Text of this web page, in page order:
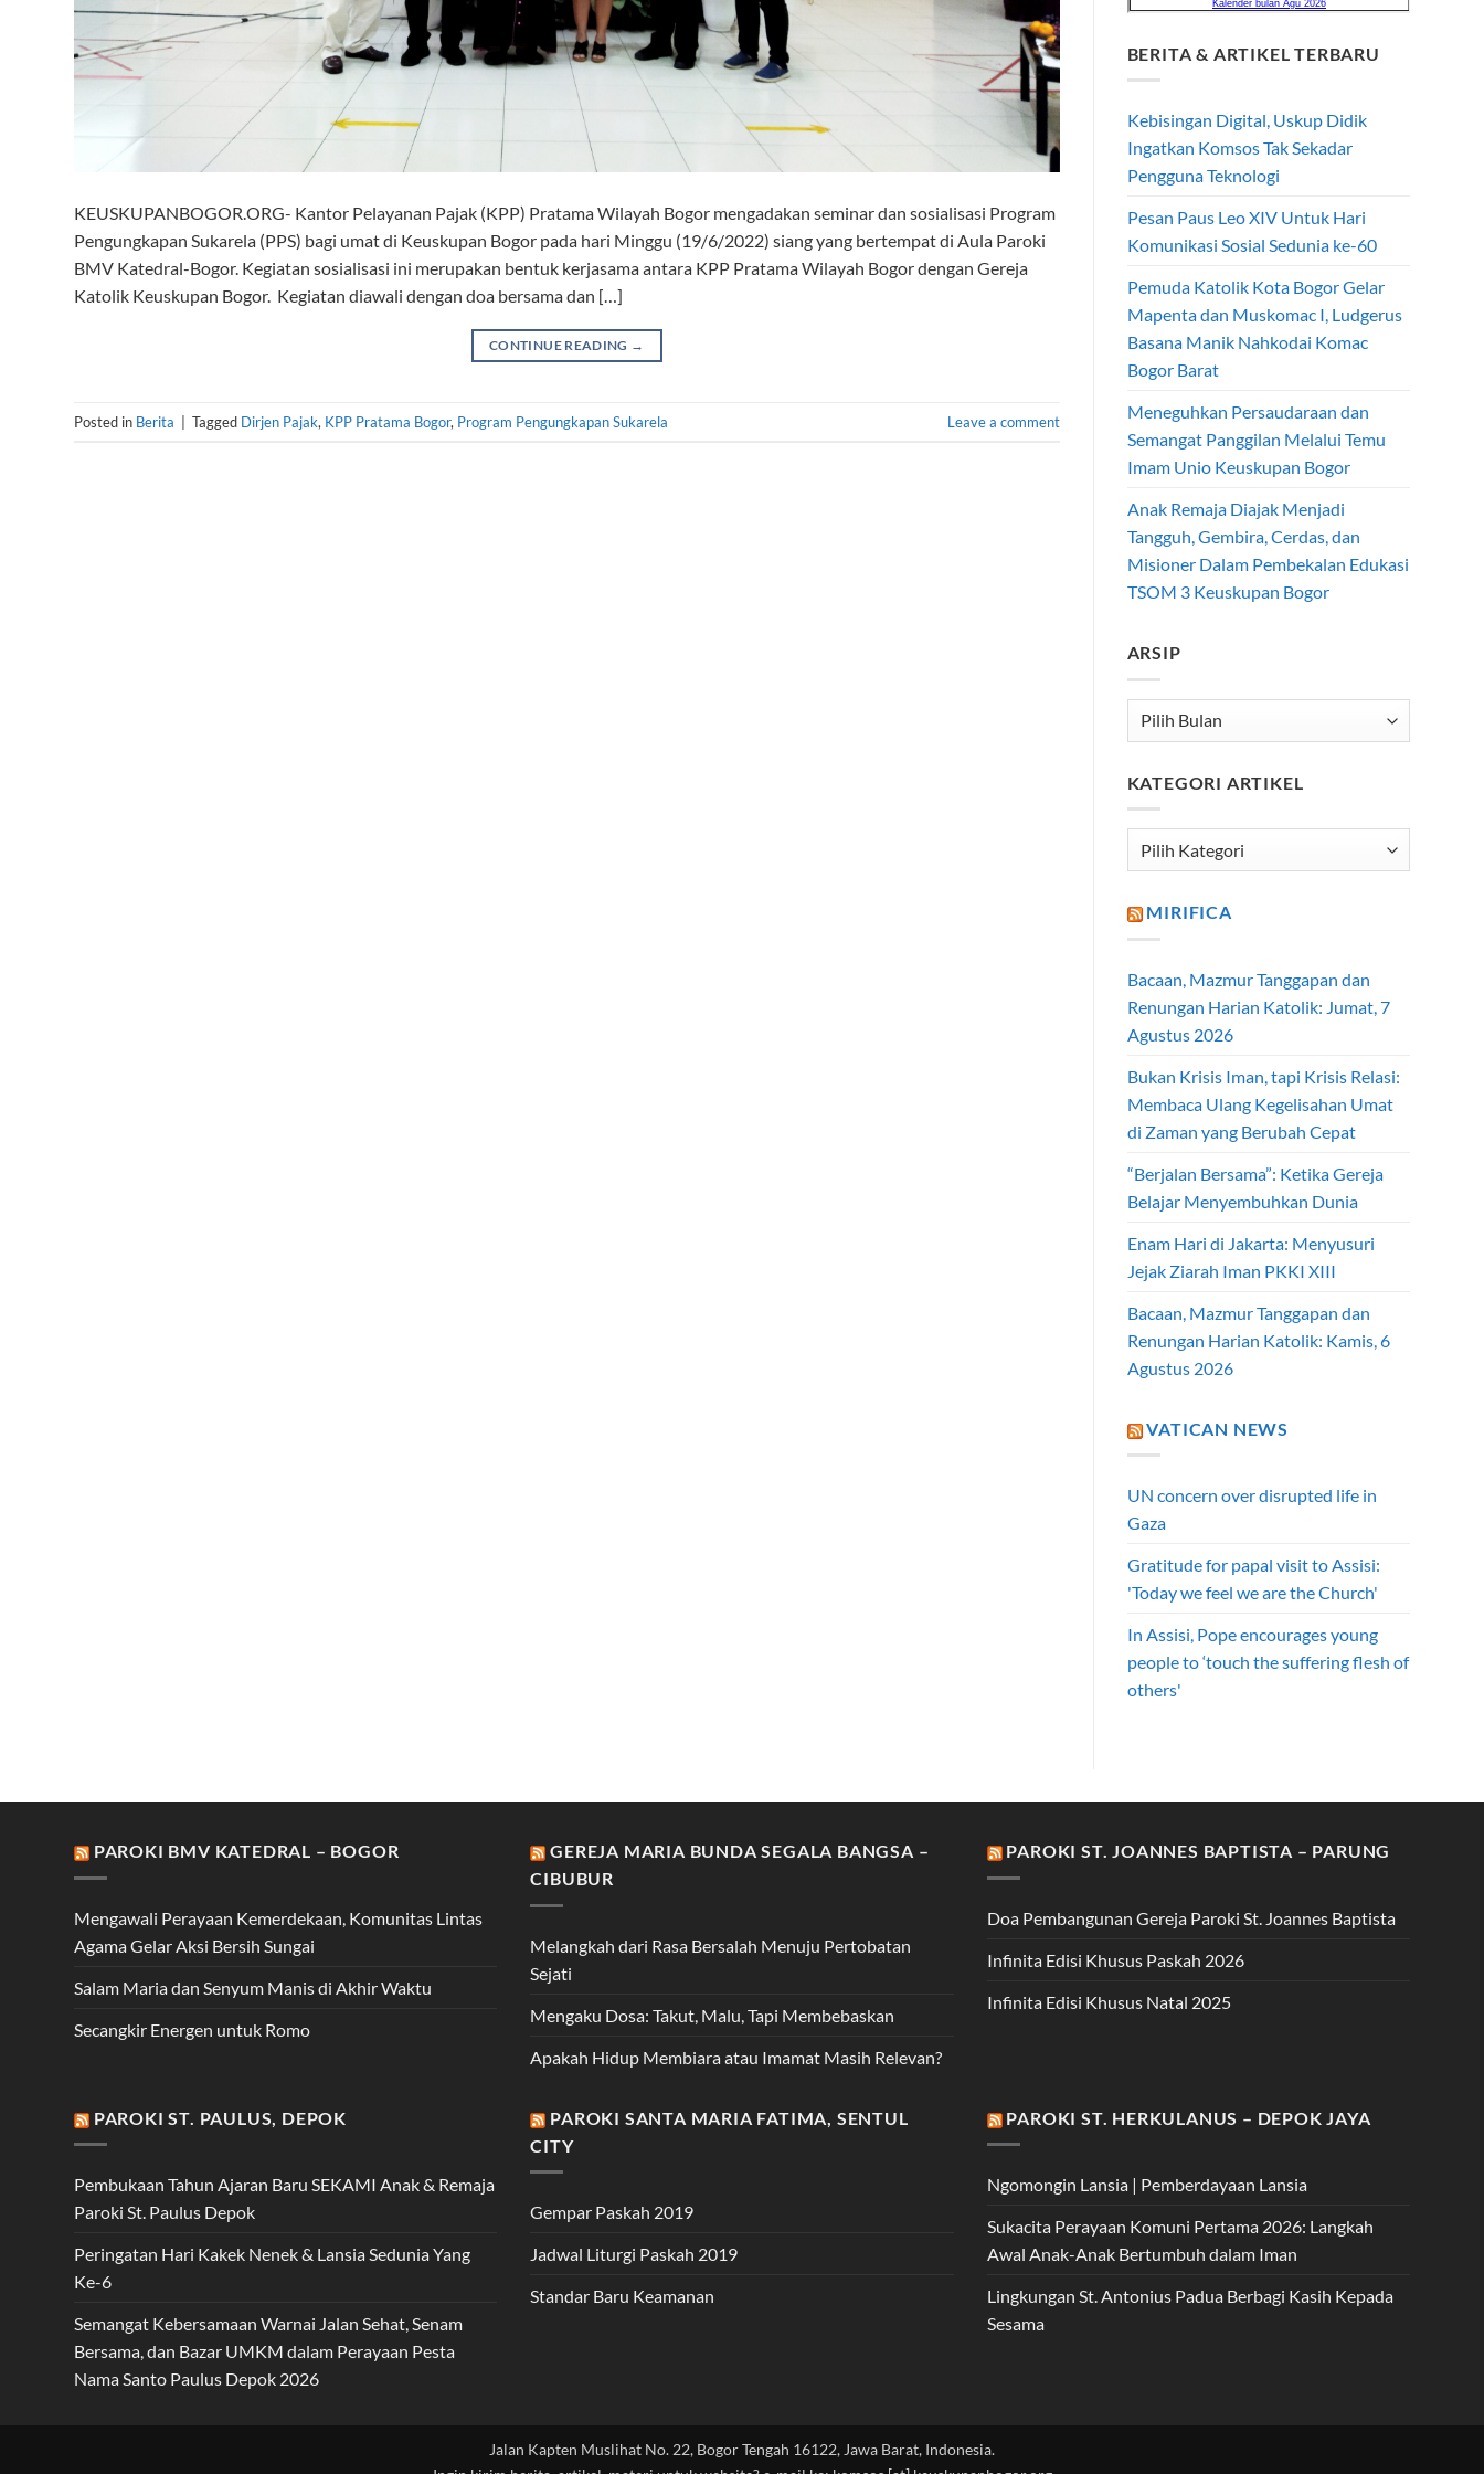
KEUSKUPANBOGOR.ORG- Kantor Pelayanan Pajak (KPP) Pratama Wilayah Bogor mengadakan seminar dan sosialisasi Program
Pengungkapan Sukarela (PPS) bagi umat di Keuskupan Bogor pada hari Minggu (19/6/2022) siang yang bertempat di Aula Paroki
BMV Katedral-Bogor. Kegiatan sosialisasi ini merupakan bentuk kerjasama antara KPP Pratama Wilayah Bogor dengan Gereja
Katolik Keuskupan Bogor. Kegiatan diawali dengan doa bersama dan […]
CONTINUE READING →
Posted in Berita | Tagged Dirjen Pajak, KPP Pratama Bogor, Program Pengungkapan Sukarela Leave a comment
BERITA & ARTIKEL TERBARU
Kebisingan Digital, Uskup Didik
Ingatkan Komsos Tak Sekadar
Pengguna Teknologi
Pesan Paus Leo XIV Untuk Hari
Komunikasi Sosial Sedunia ke-60
Pemuda Katolik Kota Bogor Gelar
Mapenta dan Muskomac I, Ludgerus
Basana Manik Nahkodai Komac
Bogor Barat
Meneguhkan Persaudaraan dan
Semangat Panggilan Melalui Temu
Imam Unio Keuskupan Bogor
Anak Remaja Diajak Menjadi
Tangguh, Gembira, Cerdas, dan
Misioner Dalam Pembekalan Edukasi
TSOM 3 Keuskupan Bogor
ARSIP
Arsip
KATEGORI ARTIKEL
Kategori
Artikel
MIRIFICA
Bacaan, Mazmur Tanggapan dan
Renungan Harian Katolik: Jumat, 7
Agustus 2026
Bukan Krisis Iman, tapi Krisis Relasi:
Membaca Ulang Kegelisahan Umat
di Zaman yang Berubah Cepat
“Berjalan Bersama”: Ketika Gereja
Belajar Menyembuhkan Dunia
Enam Hari di Jakarta: Menyusuri
Jejak Ziarah Iman PKKI XIII
Bacaan, Mazmur Tanggapan dan
Renungan Harian Katolik: Kamis, 6
Agustus 2026
VATICAN NEWS
UN concern over disrupted life in
Gaza
Gratitude for papal visit to Assisi:
'Today we feel we are the Church'
In Assisi, Pope encourages young
people to ‘touch the suffering flesh of
others'
PAROKI BMV KATEDRAL – BOGOR
Mengawali Perayaan Kemerdekaan, Komunitas Lintas
Agama Gelar Aksi Bersih Sungai
Salam Maria dan Senyum Manis di Akhir Waktu
Secangkir Energen untuk Romo
GEREJA MARIA BUNDA SEGALA BANGSA –
CIBUBUR
Melangkah dari Rasa Bersalah Menuju Pertobatan
Sejati
Mengaku Dosa: Takut, Malu, Tapi Membebaskan
Apakah Hidup Membiara atau Imamat Masih Relevan?
PAROKI ST. JOANNES BAPTISTA – PARUNG
Doa Pembangunan Gereja Paroki St. Joannes Baptista
Infinita Edisi Khusus Paskah 2026
Infinita Edisi Khusus Natal 2025
PAROKI ST. PAULUS, DEPOK
Pembukaan Tahun Ajaran Baru SEKAMI Anak & Remaja
Paroki St. Paulus Depok
Peringatan Hari Kakek Nenek & Lansia Sedunia Yang
Ke-6
Semangat Kebersamaan Warnai Jalan Sehat, Senam
Bersama, dan Bazar UMKM dalam Perayaan Pesta
Nama Santo Paulus Depok 2026
PAROKI SANTA MARIA FATIMA, SENTUL
CITY
Gempar Paskah 2019
Jadwal Liturgi Paskah 2019
Standar Baru Keamanan
PAROKI ST. HERKULANUS – DEPOK JAYA
Ngomongin Lansia | Pemberdayaan Lansia
Sukacita Perayaan Komuni Pertama 2026: Langkah
Awal Anak-Anak Bertumbuh dalam Iman
Lingkungan St. Antonius Padua Berbagi Kasih Kepada
Sesama
Jalan Kapten Muslihat No. 22, Bogor Tengah 16122, Jawa Barat, Indonesia.